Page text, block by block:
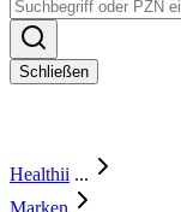
Schließen
Healthii ...
Marken